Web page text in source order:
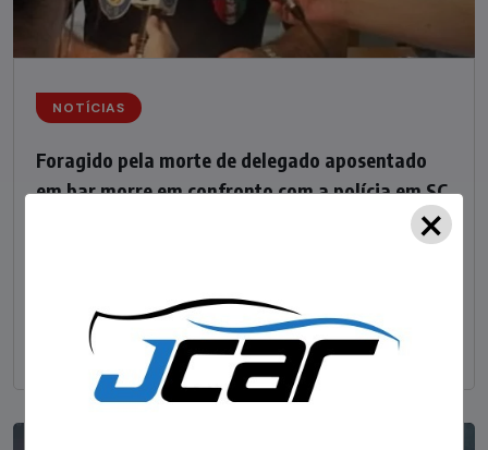
NOTÍCIAS
Foragido pela morte de delegado aposentado
em bar morre em confronto com a polícia em SC
um delegado aposentado em um bar de Criciúma, no
Sul catarinense, foi
×